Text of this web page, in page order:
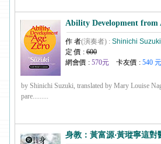
Ability Development from
作 者(演奏者) : Shinichi Suzuki
定 價 : 600
網會價 : 570元 卡友價 : 540 元
by Shinichi Suzuki, translated by Mary Louise
pare.........
身教：黃富源‧黃瑽寧這對